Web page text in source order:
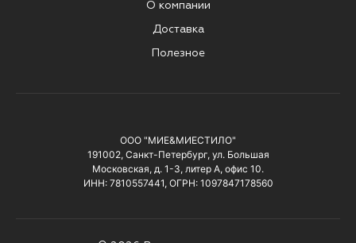
О компании
Доставка
Полезное
ООО "МИЕ&МИЕСТИЛО"
191002, Санкт-Петербург, ул. Большая
Московская, д. 1-3, литер А, офис 10.
ИНН: 7810557441, ОГРН: 1097847178560